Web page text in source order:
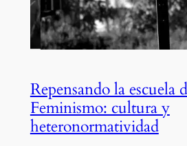
Repensando la escuela
Feminismo: cultura y
heteronormatividad